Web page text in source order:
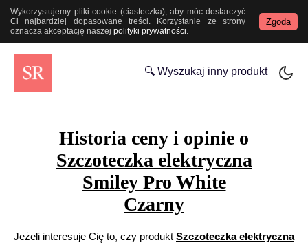
Wykorzystujemy pliki cookie (ciasteczka), aby móc dostarczyć
Ci najbardziej dopasowane treści. Korzystanie ze strony
oznacza akceptację naszej polityki prywatności.
Zgoda
🔍 Wyszukaj inny produkt
Historia ceny i opinie o
Szczoteczka elektryczna
Smiley Pro White
Czarny
Jeżeli interesuje Cię to, czy produkt Szczoteczka elektryczna